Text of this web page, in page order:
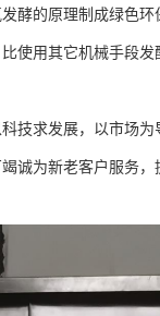
酵的原理制成绿色
使用其它机械手段
技求发展，以市场
诚为新老客户服务